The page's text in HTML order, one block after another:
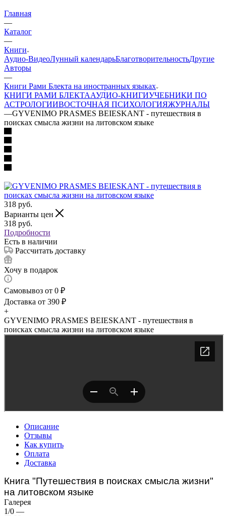
Главная
—
Каталог
—
Книги
Аудио-ВидеоЛунный календарьБлаготворительностьДругие
Aвторы
—
Книги Рами Блекта на иностранных языках
КНИГИ РАМИ БЛЕКТААУДИО-КНИГИУЧЕБНИКИ ПО
АСТРОЛОГИИВОСТОЧНАЯ ПСИХОЛОГИЯЖУРНАЛЫ
—GYVENIMO PRASMES BEIESKANT - путешествия в
поисках смысла жизни на литовском языке
318 руб.
Варианты цен
318 руб.
Подробности
Есть в наличии
Рассчитать доставку
Хочу в подарок
Самовывоз от 0 ₽
Доставка от 390 ₽
+
GYVENIMO PRASMES BEIESKANT - путешествия в
поисках смысла жизни на литовском языке
Описание
Отзывы
Как купить
Оплата
Доставка
Книга "Путешествия в поисках смысла жизни"
на литовском языке
Галерея
1/0 —